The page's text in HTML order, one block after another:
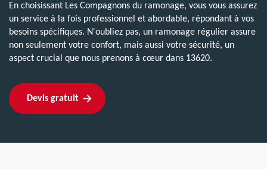
En choisissant Les Compagnons du ramonage, vous vous assurez
un service à la fois professionnel et abordable, répondant à vos
besoins spécifiques. N'oubliez pas, un ramonage régulier assure
non seulement votre confort, mais aussi votre sécurité, un
aspect crucial que nous prenons à cœur dans 13620.
Devis gratuit